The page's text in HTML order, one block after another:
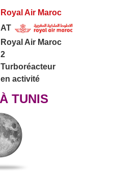
Royal Air Maroc
AT
Royal Air Maroc
2
Turboréacteur
en activité
TUNIS